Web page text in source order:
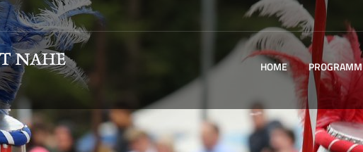
HOME PROGRAMM